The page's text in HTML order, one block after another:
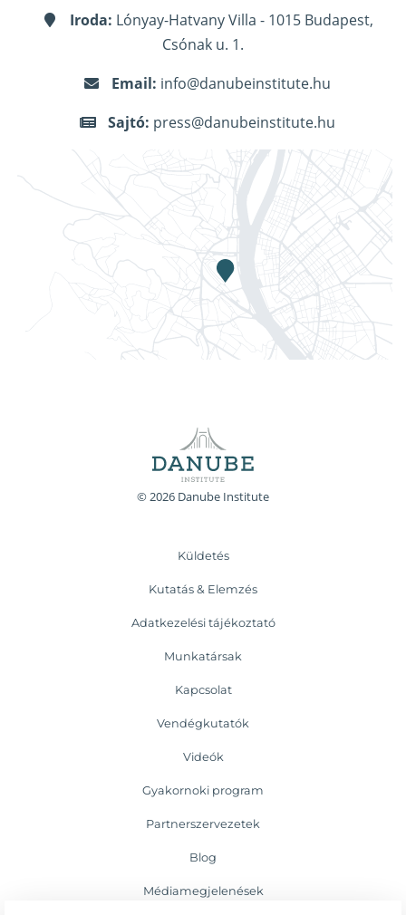
Iroda: Lónyay-Hatvany Villa - 1015 Budapest,
Csónak u. 1.
Email: info@danubeinstitute.hu
Sajtó: press@danubeinstitute.hu
© 2026 Danube Institute
Küldetés
Kutatás & Elemzés
Adatkezelési tájékoztató
Munkatársak
Kapcsolat
Vendégkutatók
Videók
Gyakornoki program
Partnerszervezetek
Blog
Médiamegjelenések